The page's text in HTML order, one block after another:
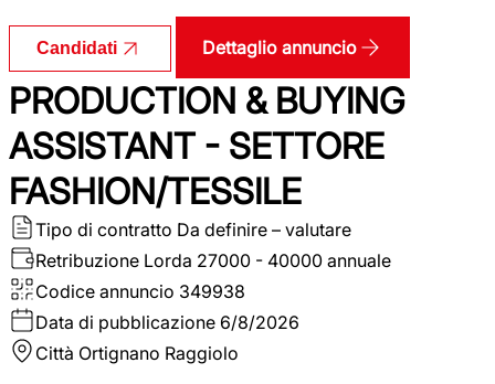
Candidati Dettaglio annuncio
PRODUCTION & BUYING
ASSISTANT - SETTORE
FASHION/TESSILE
Tipo di contratto Da definire – valutare
Retribuzione Lorda 27000 - 40000 annuale
Codice annuncio 349938
Data di pubblicazione 6/8/2026
Città Ortignano Raggiolo